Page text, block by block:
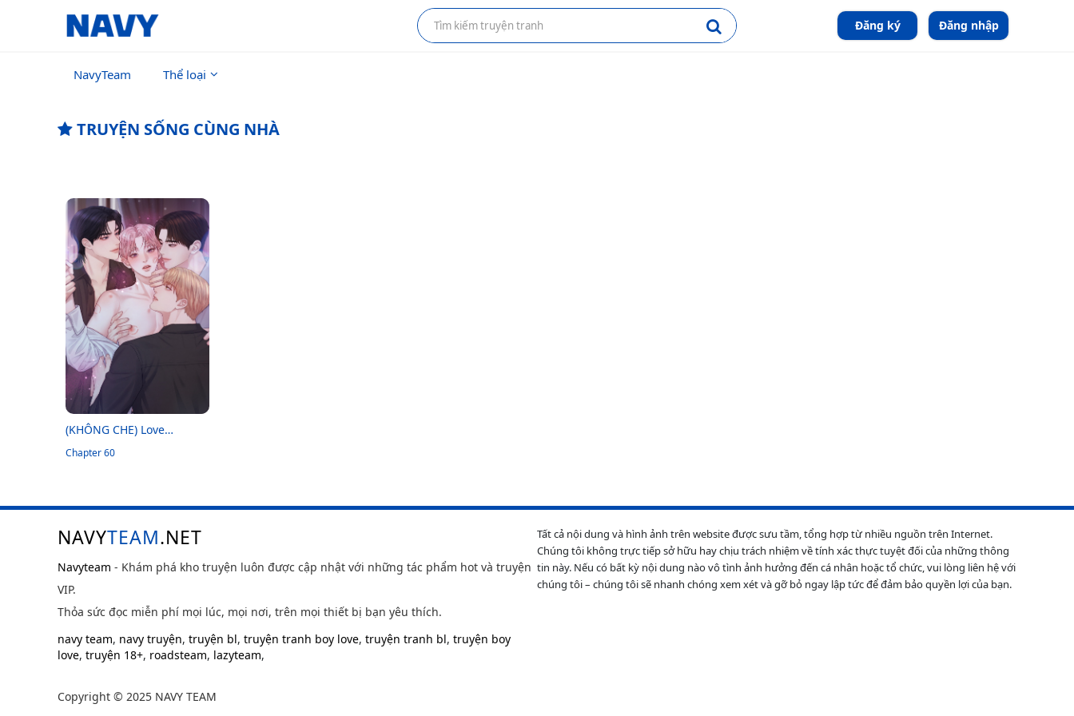
Đăng ký Đăng nhập
NavyTeam Thể loại
TRUYỆN SỐNG CÙNG NHÀ
(KHÔNG CHE) Love
Remedy
Chapter 60
NAVYTEAM.NET
Navyteam - Khám phá kho truyện luôn được cập nhật với những tác phẩm hot và truyện
VIP.
Thỏa sức đọc miễn phí mọi lúc, mọi nơi, trên mọi thiết bị bạn yêu thích.
navy team, navy truyện, truyện bl, truyện tranh boy love, truyện tranh bl, truyện boy
love, truyện 18+, roadsteam, lazyteam,
Copyright © 2025 NAVY TEAM
Tất cả nội dung và hình ảnh trên website được sưu tầm, tổng hợp từ nhiều nguồn trên Internet.
Chúng tôi không trực tiếp sở hữu hay chịu trách nhiệm về tính xác thực tuyệt đối của những thông
tin này. Nếu có bất kỳ nội dung nào vô tình ảnh hưởng đến cá nhân hoặc tổ chức, vui lòng liên hệ với
chúng tôi – chúng tôi sẽ nhanh chóng xem xét và gỡ bỏ ngay lập tức để đảm bảo quyền lợi của bạn.